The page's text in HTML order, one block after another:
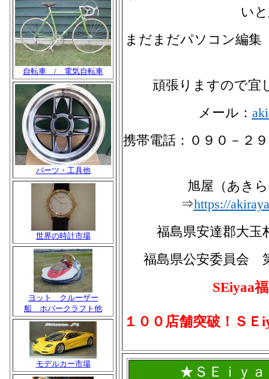
自転車 / 電気自転車
パーツ・工具他
世界の時計市場
ヨット クルーザー
船 ホバークラフト他
モデルカー市場
い
まだまだパソコン編
頑張りますので宜
メール：
携帯電話：０９０－
旭屋（あき
⇒https://
福島県安達郡大玉
福島県公安委員会
SEiyaa
１００店舗突破！Ｓ
★ＳＥｉｙ